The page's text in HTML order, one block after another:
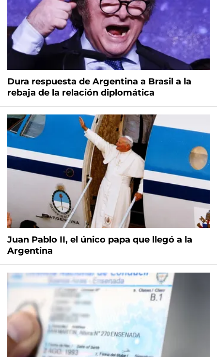
Dura respuesta de Argentina a Brasil a la
rebaja de la relación diplomática
Juan Pablo II, el único papa que llegó a la
Argentina